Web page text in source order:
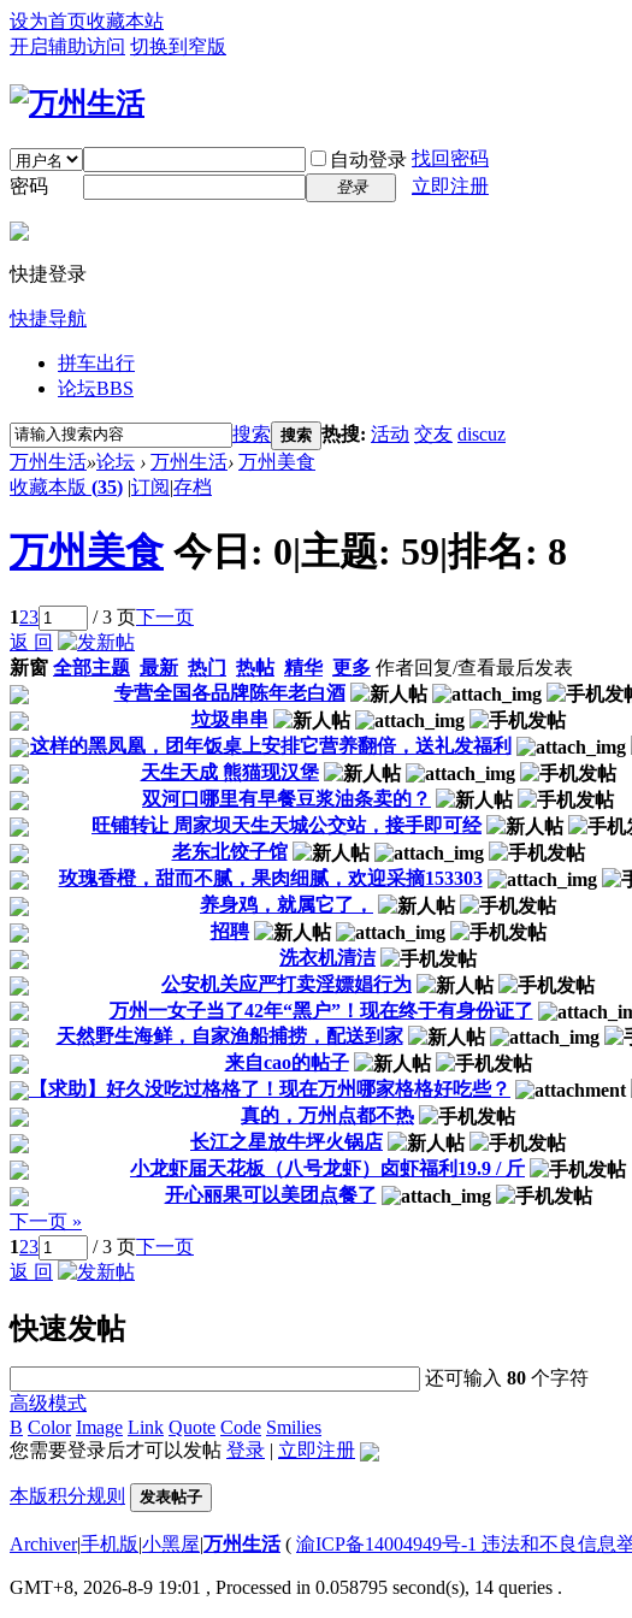
设为首页收藏本站
开启辅助访问 切换到窄版
自动登录 找回密码
密码
登录 立即注册
快捷登录
快捷导航
拼车出行
论坛BBS
搜索 搜索 热搜: 活动 交友 discuz
万州生活»论坛 › 万州生活› 万州美食
收藏本版 (35) |订阅|存档
万州美食 今日: 0|主题: 59|排名: 8
123 / 3 页下一页
返 回
新窗 全部主题 最新 热门 热帖 精华 更多 作者回复/查看最后发表
专营全国各品牌陈年老白酒
垃圾串串
这样的黑凤凰，团年饭桌上安排它营养翻倍，送礼发福利
天生天成 熊猫现汉堡
双河口哪里有早餐豆浆油条卖的？
旺铺转让 周家坝天生天城公交站，接手即可经
老东北饺子馆
玫瑰香橙，甜而不腻，果肉细腻，欢迎采摘153303
养身鸡，就属它了，
招聘
洗衣机清洁
公安机关应严打卖淫嫖娼行为
万州一女子当了42年“黑户”！现在终于有身份证了
天然野生海鲜，自家渔船捕捞，配送到家
来自cao的帖子
【求助】好久没吃过格格了！现在万州哪家格格好吃些？
真的，万州点都不热
长江之星放牛坪火锅店
小龙虾届天花板（八号龙虾）卤虾福利19.9 / 斤
开心丽果可以美团点餐了
下一页 »
123 / 3 页下一页
返 回
快速发帖
还可输入80 个字符
高级模式
B Color Image Link Quote Code Smilies
您需要登录后才可以发帖 登录 | 立即注册
本版积分规则 发表帖子
Archiver|手机版|小黑屋|万州生活( 渝ICP备14004949号-1 违法和不良信息
GMT+8, 2026-8-9 19:01 , Processed in 0.058795 second(s), 14 queries .